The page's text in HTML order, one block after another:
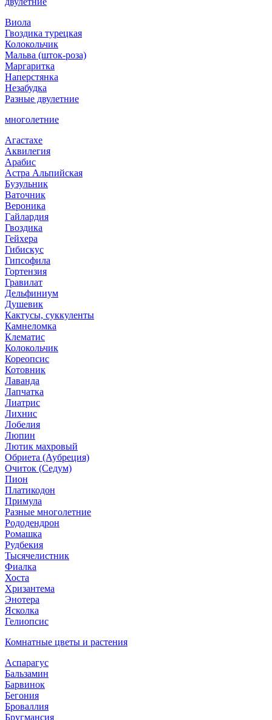
Виола
Гвоздика турецкая
Колокольчик
Мальва (шток-роза)
Маргаритка
Наперстянка
Незабудка
Разные двулетние
многолетние
Агастахе
Аквилегия
Арабис
Астра Альпийская
Бузульник
Ваточник
Вероника
Гайлардия
Гвоздика
Гейхера
Гибискус
Гипсофила
Гортензия
Гравилат
Дельфиниум
Душевик
Кактусы, суккуленты
Камнеломка
Клематис
Колокольчик
Кореопсис
Котовник
Лаванда
Лапчатка
Лиатрис
Лихнис
Лобелия
Люпин
Лютик махровый
Обриета (Аубреция)
Очиток (Седум)
Пион
Платикодон
Примула
Разные многолетние
Рододендрон
Ромашка
Рудбекия
Тысячелистник
Фиалка
Хоста
Хризантема
Энотера
Ясколка
Гелиопсис
Комнатные цветы и растения
Аспарагус
Бальзамин
Барвинок
Бегония
Броваллия
Бругмансия